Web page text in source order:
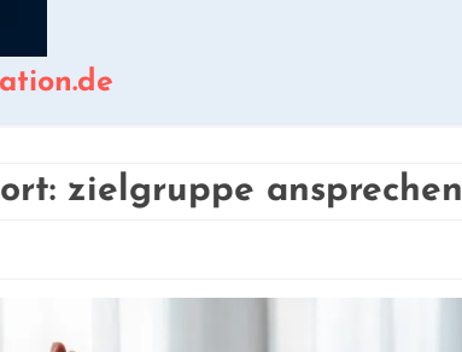
zielgruppe ansprechen